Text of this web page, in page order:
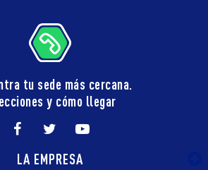
tu sede más cercana.
y cómo llegar
LA EMPRESA